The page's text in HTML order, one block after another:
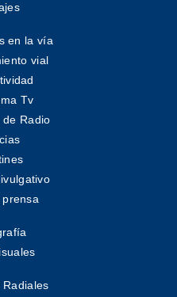
en la vía
vial
Tv
de Radio
Radiales